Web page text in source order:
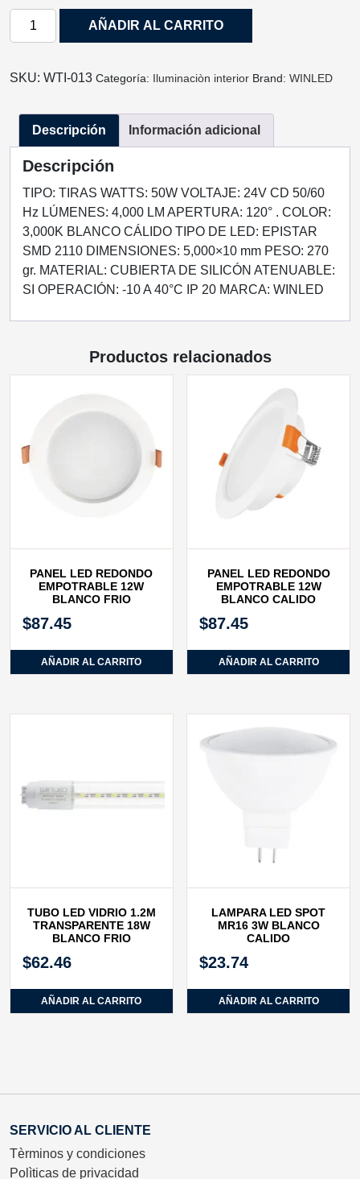
TIRA
COB
50W
24VCD
INTERIOR
BLANCO
CALIDO
3000K
cantidad
AÑADIR AL CARRITO
SKU: WTI‐013 Categoría: Iluminaciòn interior Brand: WINLED
Descripción Información adicional
Descripción
TIPO: TIRAS WATTS: 50W VOLTAJE: 24V CD 50/60
Hz LÚMENES: 4,000 LM APERTURA: 120° . COLOR:
3,000K BLANCO CÁLIDO TIPO DE LED: EPISTAR
SMD 2110 DIMENSIONES: 5,000×10 mm PESO: 270
gr. MATERIAL: CUBIERTA DE SILICÓN ATENUABLE:
SI OPERACIÓN: -10 A 40°C IP 20 MARCA: WINLED
Productos relacionados
PANEL LED REDONDO
EMPOTRABLE 12W
BLANCO FRIO
$87.45
AÑADIR AL CARRITO
PANEL LED REDONDO
EMPOTRABLE 12W
BLANCO CALIDO
$87.45
AÑADIR AL CARRITO
TUBO LED VIDRIO 1.2M
TRANSPARENTE 18W
BLANCO FRIO
$62.46
AÑADIR AL CARRITO
LAMPARA LED SPOT
MR16 3W BLANCO
CALIDO
$23.74
AÑADIR AL CARRITO
SERVICIO AL CLIENTE
Tèrminos y condiciones
Polìticas de privacidad